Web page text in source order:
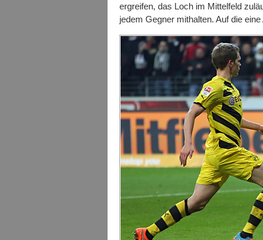
ergreifen, das Loch im Mittelfeld
jedem Gegner mithalten. Auf die